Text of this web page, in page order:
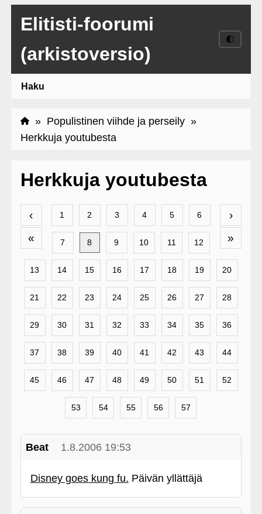
Elitisti-foorumi
(arkistoversio)
🌓
Haku
» Populistinen viihde ja perseily»
Herkkuja youtubesta
Herkkuja youtubesta
‹
«
›
»
1 2 3 4 5 6
7 8 9 10 11 12
13 14 15 16 17 18 19 20
21 22 23 24 25 26 27 28
29 30 31 32 33 34 35 36
37 38 39 40 41 42 43 44
45 46 47 48 49 50 51 52
53 54 55 56 57
Beat 1.8.2006 19:53
Disney goes kung fu. Päivän yllättäjä